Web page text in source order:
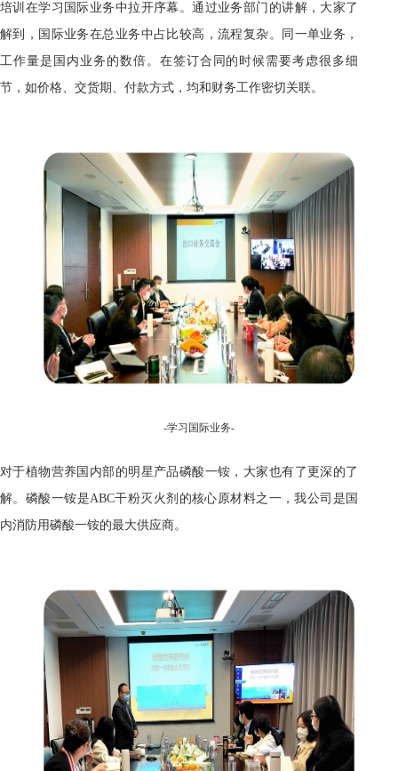
培训在学习国际业务中拉开序幕。通过业务部门的讲解，大家了
解到，国际业务在总业务中占比较高，流程复杂。同一单业务，
工作量是国内业务的数倍。在签订合同的时候需要考虑很多细
节，如价格、交货期、付款方式，均和财务工作密切关联。
-学习 国际业务-
对于植物营养国内部的明星产品磷酸一铵，大家也有了更深的了
解。磷酸一铵是ABC干粉灭火剂的核心原材料之一，我公司是国
内消防用磷酸一铵的最大供应商。